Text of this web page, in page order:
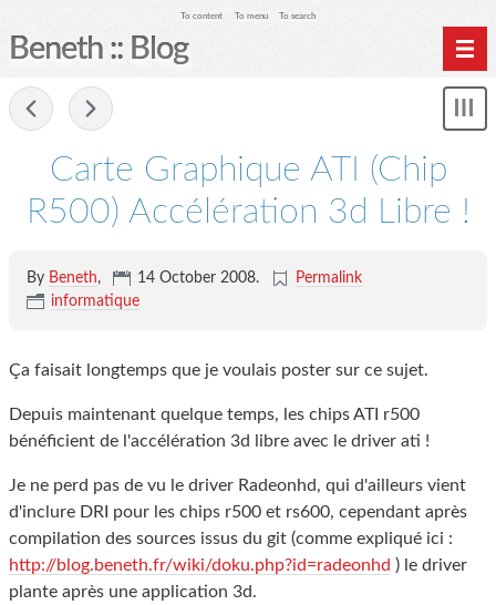
To content To menu To search
Beneth :: Blog
Carte Graphique ATI (Chip
R500) Accélération 3d Libre !
By Beneth, 14 October 2008.
Permalink
informatique
Ça faisait longtemps que je voulais poster sur ce sujet.
Depuis maintenant quelque temps, les chips ATI r500
bénéficient de l'accélération 3d libre avec le driver ati !
Je ne perd pas de vu le driver Radeonhd, qui d'ailleurs vient
d'inclure DRI pour les chips r500 et rs600, cependant après
compilation des sources issus du git (comme expliqué ici :
http://blog.beneth.fr/wiki/doku.php?id=radeonhd ) le driver
plante après une application 3d.